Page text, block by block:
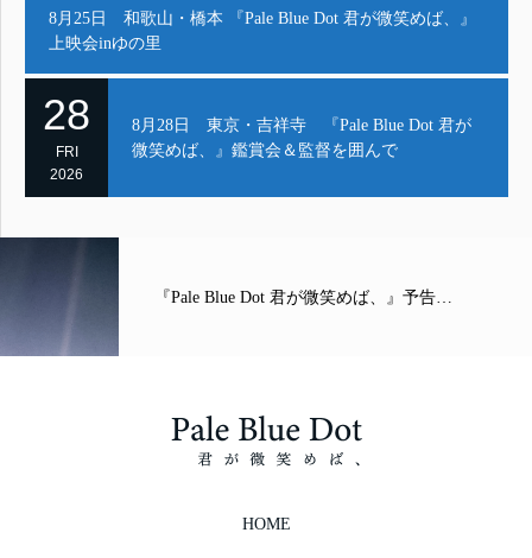
8月25日 和歌山・橋本 『Pale Blue Dot 君が微笑めば、』
上映会inゆの里
28
FRI
2026
8月28日 東京・吉祥寺 『Pale Blue Dot 君が
微笑めば、』鑑賞会＆監督を囲んで
『Pale Blue Dot 君が微笑めば、』予告…
HOME